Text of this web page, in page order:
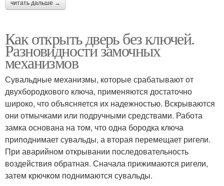
читать дальше →
Как открыть дверь без ключей.
Разновидности замочных
механизмов
Сувальдные механизмы, которые срабатывают от
двухбородкового ключа, применяются достаточно
широко, что объясняется их надежностью. Вскрываются
они отмычками или подручными средствами. Работа
замка основана на том, что одна бородка ключа
приподнимает сувальды, а вторая перемещает ригели.
При аварийном открывании последовательность
воздействия обратная. Сначала прижимаются ригели,
затем крючком поднимаются сувальды.